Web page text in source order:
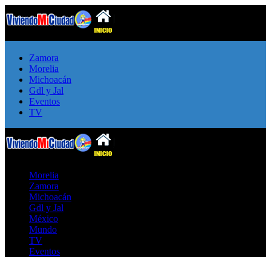
Zamora
Morelia
Michoacán
Gdl y Jal
Eventos
TV
Morelia
Zamora
Michoacán
Gdl y Jal
México
Mundo
TV
Eventos